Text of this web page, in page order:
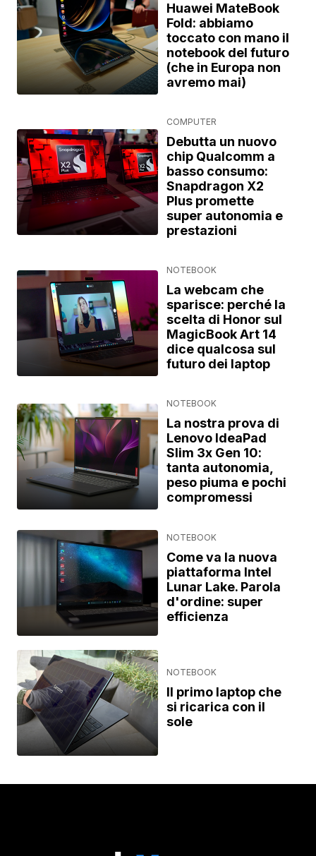
Huawei MateBook
Fold: abbiamo
toccato con mano il
notebook del futuro
(che in Europa non
avremo mai)
COMPUTER
Debutta un nuovo
chip Qualcomm a
basso consumo:
Snapdragon X2
Plus promette
super autonomia e
prestazioni
NOTEBOOK
La webcam che
sparisce: perché la
scelta di Honor sul
MagicBook Art 14
dice qualcosa sul
futuro dei laptop
NOTEBOOK
La nostra prova di
Lenovo IdeaPad
Slim 3x Gen 10:
tanta autonomia,
peso piuma e pochi
compromessi
NOTEBOOK
Come va la nuova
piattaforma Intel
Lunar Lake. Parola
d'ordine: super
efficienza
NOTEBOOK
Il primo laptop che
si ricarica con il
sole